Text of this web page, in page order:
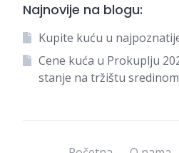
Najnovije na blogu:
Kupite kuću u
Cene kuća u Prokuplju
stanje na tržištu